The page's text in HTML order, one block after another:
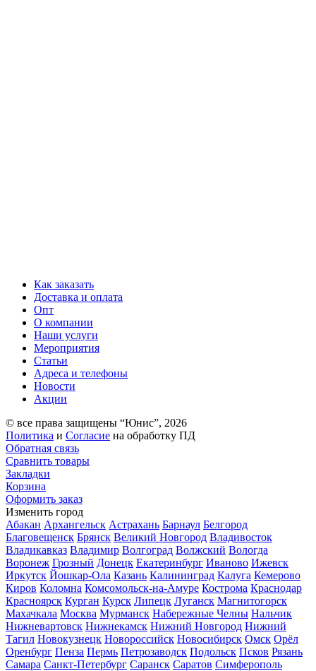
Как заказать
Доставка и оплата
Опт
О компании
Наши услуги
Мероприятия
Статьи
Адреса и телефоны
Новости
Акции
© все права защищены “Юнис”, 2026
Политика и Согласие на обработку ПД
Обратная связь
Сравнить товары
Закладки
Корзина
Оформить заказ
Изменить город
Абакан Архангельск Астрахань Барнаул Белгород
Благовещенск Брянск Великий Новгород Владивосток
Владикавказ Владимир Волгоград Волжский Вологда
Воронеж Грозный Донецк Екатеринбург Иваново Ижевск
Иркутск Йошкар-Ола Казань Калининград Калуга Кемерово
Киров Коломна Комсомольск-на-Амуре Кострома Краснодар
Красноярск Курган Курск Липецк Луганск Магнитогорск
Махачкала Москва Мурманск Набережные Челны Нальчик
Нижневартовск Нижнекамск Нижний Новгород Нижний
Тагил Новокузнецк Новороссийск Новосибирск Омск Орёл
Оренбург Пенза Пермь Петрозаводск Подольск Псков Рязань
Самара Санкт-Петербург Саранск Саратов Симферополь